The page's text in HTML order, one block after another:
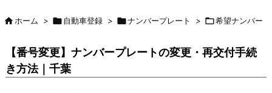
検索
ホーム > 自動車登録 > ナンバープレート > 希望ナンバー
【番号変更】ナンバープレートの変更・再交付手続
き方法｜千葉